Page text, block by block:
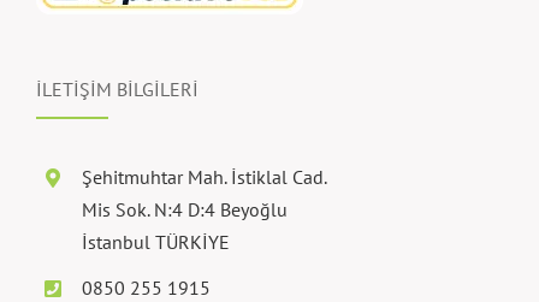
İLETİŞİM BİLGİLERİ
Şehitmuhtar Mah. İstiklal Cad.
Mis Sok. N:4 D:4 Beyoğlu
İstanbul TÜRKİYE
0850 255 1915